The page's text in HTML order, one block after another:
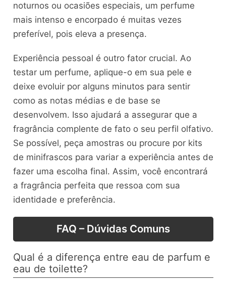
noturnos ou ocasiões especiais, um perfume
mais intenso e encorpado é muitas vezes
preferível, pois eleva a presença.
Experiência pessoal é outro fator crucial. Ao
testar um perfume, aplique-o em sua pele e
deixe evoluir por alguns minutos para sentir
como as notas médias e de base se
desenvolvem. Isso ajudará a assegurar que a
fragrância complente de fato o seu perfil olfativo.
Se possível, peça amostras ou procure por kits
de minifrascos para variar a experiência antes de
fazer uma escolha final. Assim, você encontrará
a fragrância perfeita que ressoa com sua
identidade e preferência.
FAQ – Dúvidas Comuns
Qual é a diferença entre eau de parfum e
eau de toilette?